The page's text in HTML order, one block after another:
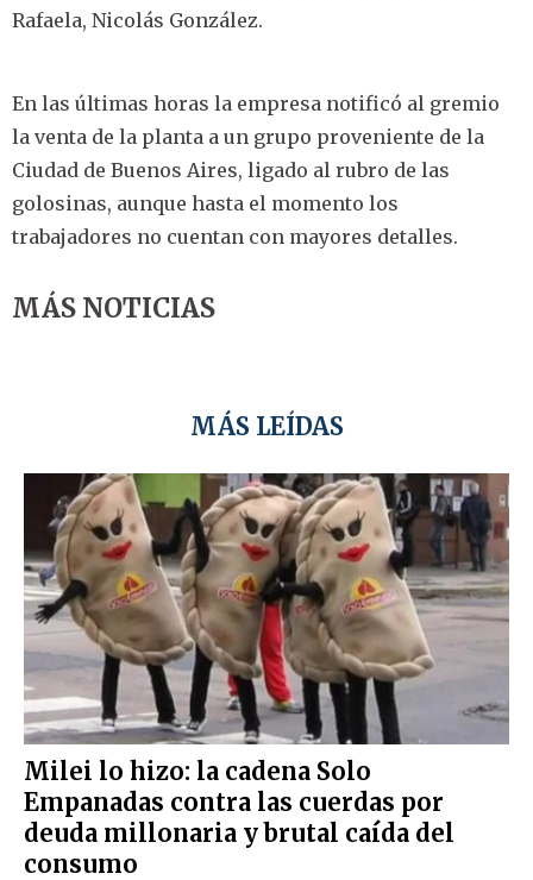
Rafaela, Nicolás González.
En las últimas horas la empresa notificó al gremio
la venta de la planta a un grupo proveniente de la
Ciudad de Buenos Aires, ligado al rubro de las
golosinas, aunque hasta el momento los
trabajadores no cuentan con mayores detalles.
MÁS NOTICIAS
MÁS LEÍDAS
Milei lo hizo: la cadena Solo
Empanadas contra las cuerdas por
deuda millonaria y brutal caída del
consumo